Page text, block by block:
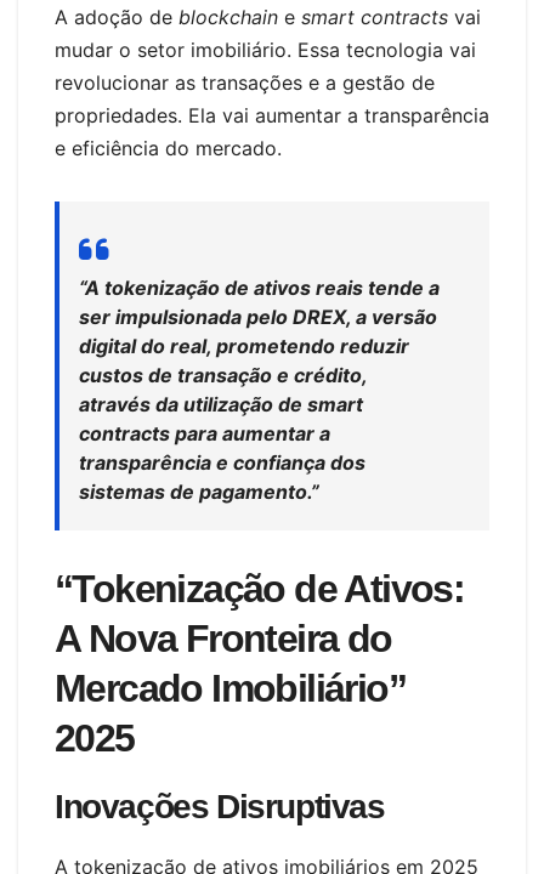
A adoção de blockchain e smart contracts vai
mudar o setor imobiliário. Essa tecnologia vai
revolucionar as transações e a gestão de
propriedades. Ela vai aumentar a transparência
e eficiência do mercado.
“A tokenização de ativos reais tende a
ser impulsionada pelo DREX, a versão
digital do real, prometendo reduzir
custos de transação e crédito,
através da utilização de smart
contracts para aumentar a
transparência e confiança dos
sistemas de pagamento.”
“Tokenização de Ativos:
A Nova Fronteira do
Mercado Imobiliário”
2025
Inovações Disruptivas
A tokenização de ativos imobiliários em 2025